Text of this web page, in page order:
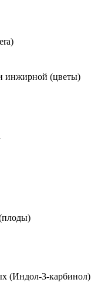
инжирной (цветы)
(Индол-3-карбинол)